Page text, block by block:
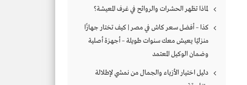
لماذا تظهر الحشرات والروائح في غرف المعيشة؟
كذا – أفضل سعر كاش في مصر | كيف تختار جهازًا
منزليًا يعيش معك سنوات طويلة – أجهزة أصلية
وضمان الوكيل المعتمد
دليل اختيار الأزياء والجمال من نمشي لإطلالة